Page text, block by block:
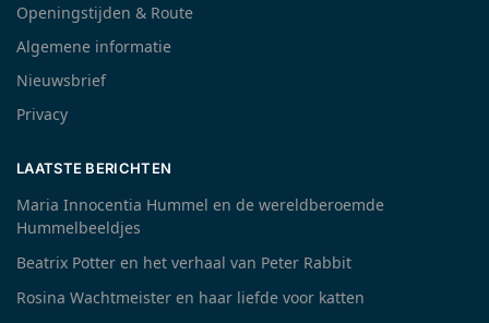
Openingstijden & Route
Algemene informatie
Nieuwsbrief
Privacy
LAATSTE BERICHTEN
Maria Innocentia Hummel en de wereldberoemde
Hummelbeeldjes
Beatrix Potter en het verhaal van Peter Rabbit
Rosina Wachtmeister en haar liefde voor katten